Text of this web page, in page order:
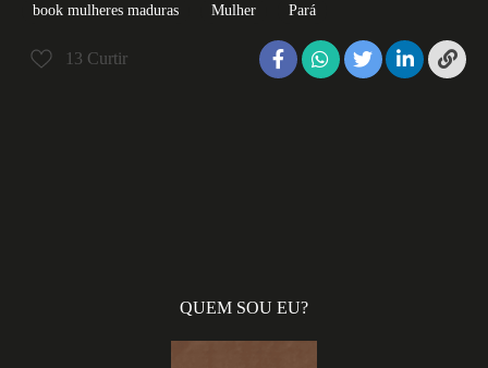
book mulheres maduras Mulher Pará
13 Curtir
QUEM SOU EU?